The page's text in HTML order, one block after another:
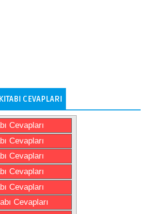
CEVAPLARI
Cevapları
Cevapları
Cevapları
Cevapları
Cevapları
Cevapları